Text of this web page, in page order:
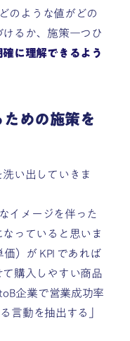
のような値がどの
るか、施策一つひ
に理解できるよう
めの施策を
い出していきま
イメージを伴った
っていると思いま
）が KPI であれば
て購入しやすい商品
企業で営業成功率
言動を抽出する」